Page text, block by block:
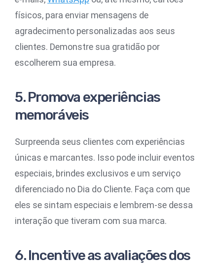
físicos, para enviar mensagens de
agradecimento personalizadas aos seus
clientes. Demonstre sua gratidão por
escolherem sua empresa.
5. Promova experiências
memoráveis
Surpreenda seus clientes com experiências
únicas e marcantes. Isso pode incluir eventos
especiais, brindes exclusivos e um serviço
diferenciado no Dia do Cliente. Faça com que
eles se sintam especiais e lembrem-se dessa
interação que tiveram com sua marca.
6. Incentive as avaliações dos